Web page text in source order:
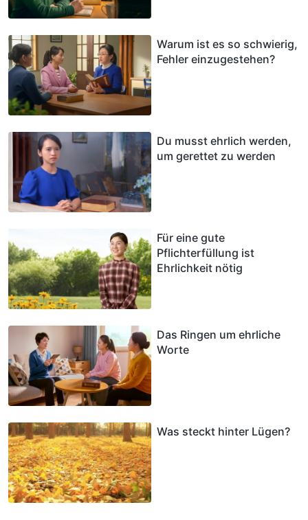
Warum ist es so schwierig,
Fehler einzugestehen?
Du musst ehrlich werden,
um gerettet zu werden
Für eine gute
Pflichterfüllung ist
Ehrlichkeit nötig
Das Ringen um ehrliche
Worte
Was steckt hinter Lügen?